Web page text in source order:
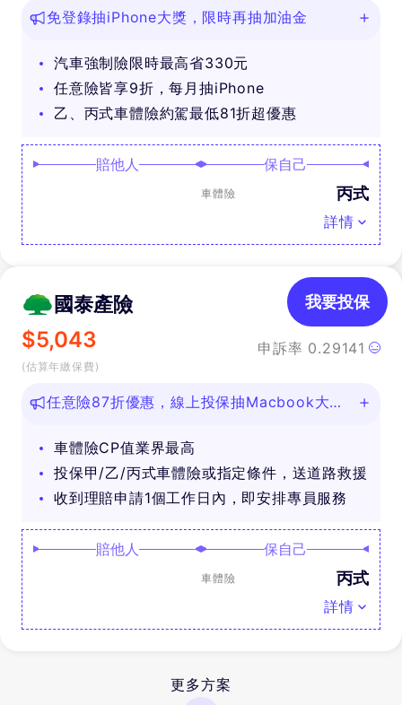
免登錄抽iPhone大獎，限時再抽加油金
汽車強制險限時最高省330元
任意險皆享9折，每月抽iPhone
乙、丙式車體險約駕最低81折超優惠
賠他人 保自己
車體險 丙式
詳情
國泰產險
$5,043
(估算年繳保費)
申訴率 0.29141
我要投保
任意險87折優惠，線上投保抽Macbook大
車體險CP值業界最高
投保甲/乙/丙式車體險或指定條件，送道路救援
收到理賠申請1個工作日內，即安排專員服務
賠他人 保自己
車體險 丙式
詳情
更多方案